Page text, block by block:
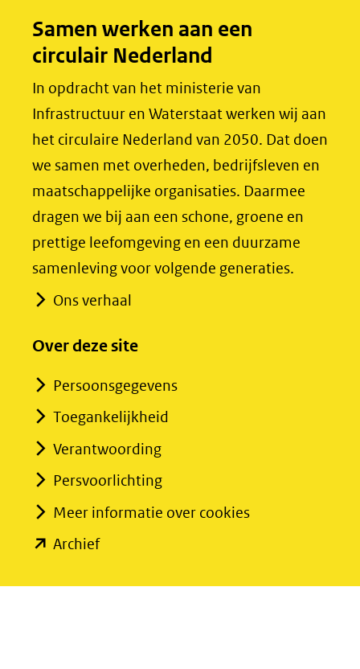
o
k
(opent
nieuw
naar
een
andere
website)
I
n
(opent
nieuw
naar
een
andere
website)
Samen werken aan een
circulair Nederland
In opdracht van het ministerie van
Infrastructuur en Waterstaat werken wij aan
het circulaire Nederland van 2050. Dat doen
we samen met overheden, bedrijfsleven en
maatschappelijke organisaties. Daarmee
dragen we bij aan een schone, groene en
prettige leefomgeving en een duurzame
samenleving voor volgende generaties.
Ons verhaal
Over deze site
Persoonsgegevens
Toegankelijkheid
Verantwoording
Persvoorlichting
Meer informatie over cookies
Archief(opent